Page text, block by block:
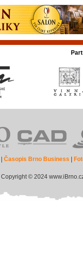
|Časopis Brno Business
Copyright © 2024